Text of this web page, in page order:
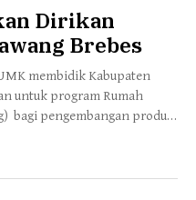
Dirikan
Brebes
membidik Kabupaten
untuk program Rumah
bagi pengembangan produk